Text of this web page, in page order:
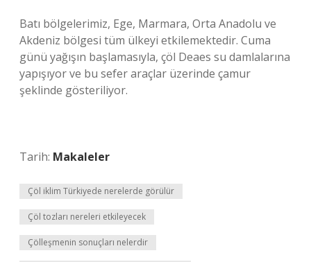
Batı bölgelerimiz, Ege, Marmara, Orta Anadolu ve
Akdeniz bölgesi tüm ülkeyi etkilemektedir. Cuma
günü yağışın başlamasıyla, çöl Deaes su damlalarına
yapışıyor ve bu sefer araçlar üzerinde çamur
şeklinde gösteriliyor.
Tarih: Makaleler
Çöl iklim Türkiyede nerelerde görülür
Çöl tozları nereleri etkileyecek
Çölleşmenin sonuçları nelerdir